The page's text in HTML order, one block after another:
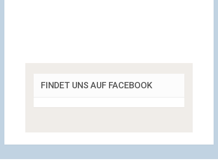
FINDET UNS AUF FACEBOOK